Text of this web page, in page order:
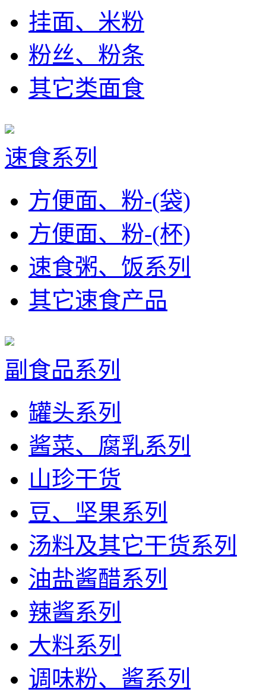
挂面、米粉
粉丝、粉条
其它类面食
速食系列
方便面、粉-(袋)
方便面、粉-(杯)
速食粥、饭系列
其它速食产品
副食品系列
罐头系列
酱菜、腐乳系列
山珍干货
豆、坚果系列
汤料及其它干货系列
油盐酱醋系列
辣酱系列
大料系列
调味粉、酱系列